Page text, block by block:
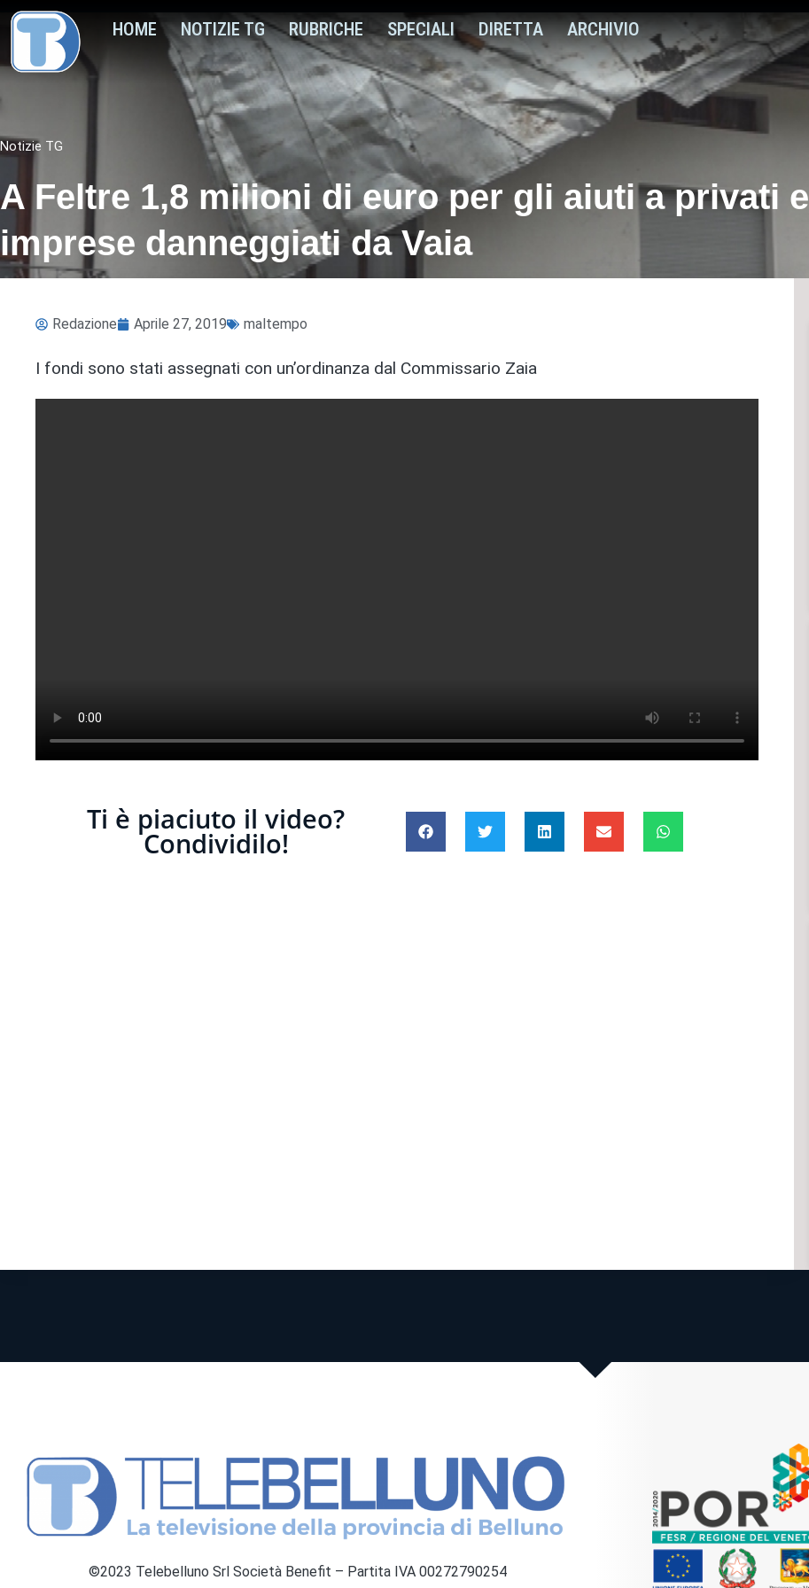
HOME NOTIZIE TG RUBRICHE SPECIALI DIRETTA ARCHIVIO
Notizie TG
A Feltre 1,8 milioni di euro per gli aiuti a privati e
imprese danneggiati da Vaia
Redazione Aprile 27, 2019 maltempo
I fondi sono stati assegnati con un’ordinanza dal Commissario Zaia
Ti è piaciuto il video?
Condividilo!
©2023 Telebelluno Srl Società Benefit – Partita IVA 00272790254